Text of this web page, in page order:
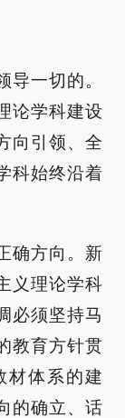
导一切的。
论学科建设
向引领、全
科始终沿着
确方向。新
义理论学科
必须坚持马
教育方针贯
材体系的建
的确立、话